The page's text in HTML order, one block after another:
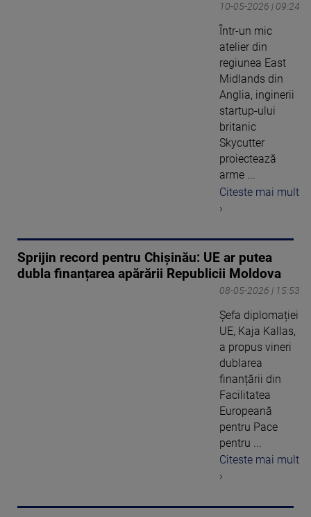
10-05-2026 | 09:24
Într-un mic
atelier din
regiunea East
Midlands din
Anglia, inginerii
startup-ului
britanic
Skycutter
proiectează
arme ...
Citeste mai mult
›
Sprijin record pentru Chișinău: UE ar putea
dubla finanțarea apărării Republicii Moldova
08-05-2026 | 15:53
Șefa diplomației
UE, Kaja Kallas,
a propus vineri
dublarea
finanțării din
Facilitatea
Europeană
pentru Pace
pentru ...
Citeste mai mult
›